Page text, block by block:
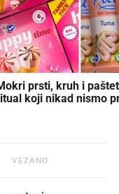
prsti, kruh i
koji nikad nismo
VEZANO